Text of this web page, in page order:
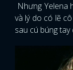
Nhưng Yelena
và lý do có lẽ
sau cú búng tay